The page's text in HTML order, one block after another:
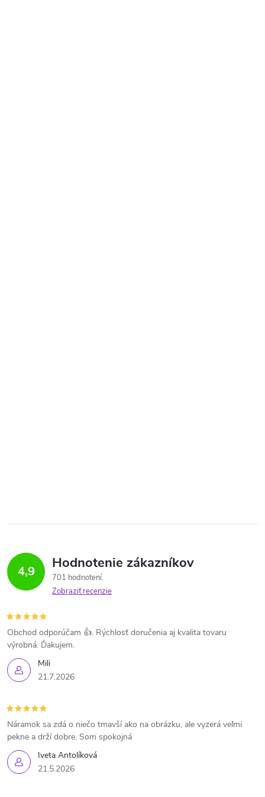
4,9 Hodnotenie zákazníkov
701 hodnotení
Zobraziť recenzie
Mili
21.7.2026
Obchod odporúčam 👍. Rýchlosť doručenia aj kvalita tovaru
výrobná. Ďakujem.
Iveta Antolíková
21.5.2026
Náramok sa zdá o niečo tmavší ako na obrázku, ale vyzerá veľmi
pekne a drží dobre. Som spokojná